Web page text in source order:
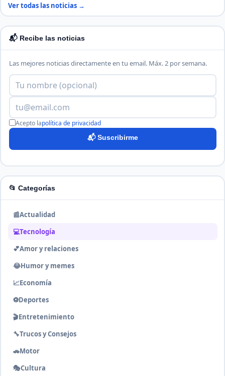
Ver todas las noticias →
📬 Recibe las noticias
Las mejores noticias directamente en tu email. Máx. 2 por semana.
Acepto lapolítica de privacidad
📬 Suscribirme
📂 Categorías
📰Actualidad
💻Tecnología
💕Amor y relaciones
😂Humor y memes
📈Economía
⚽Deportes
🎬Entretenimiento
🔧Trucos y Consejos
🚗Motor
🎭Cultura